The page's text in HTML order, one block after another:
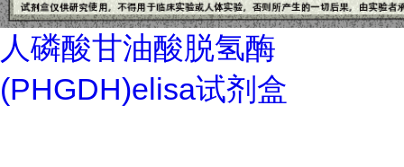
人磷酸甘油酸脱氢酶
(PHGDH)elisa试剂盒